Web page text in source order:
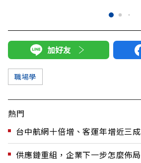
加好友
職場學
熱門
台中航網十倍增、客運年增近三成
供應鏈重組，企業下一步怎麼佈局